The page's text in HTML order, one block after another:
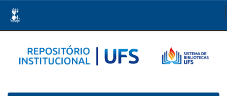
navigation